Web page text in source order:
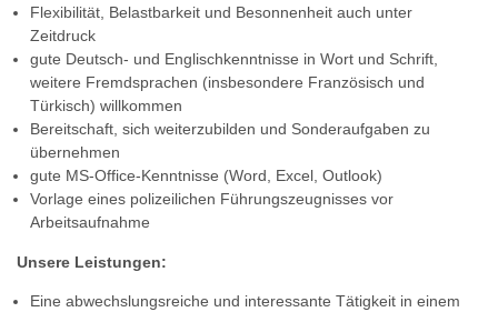
Flexibilität, Belastbarkeit und Besonnenheit auch unter
Zeitdruck
gute Deutsch- und Englischkenntnisse in Wort und Schrift,
weitere Fremdsprachen (insbesondere Französisch und
Türkisch) willkommen
Bereitschaft, sich weiterzubilden und Sonderaufgaben zu
übernehmen
gute MS-Office-Kenntnisse (Word, Excel, Outlook)
Vorlage eines polizeilichen Führungszeugnisses vor
Arbeitsaufnahme
Unsere Leistungen:
Eine abwechslungsreiche und interessante Tätigkeit in einem